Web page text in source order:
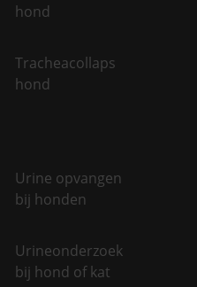
hond
Tracheacollaps
hond
Urine opvangen
bij honden
Urineonderzoek
bij hond of kat